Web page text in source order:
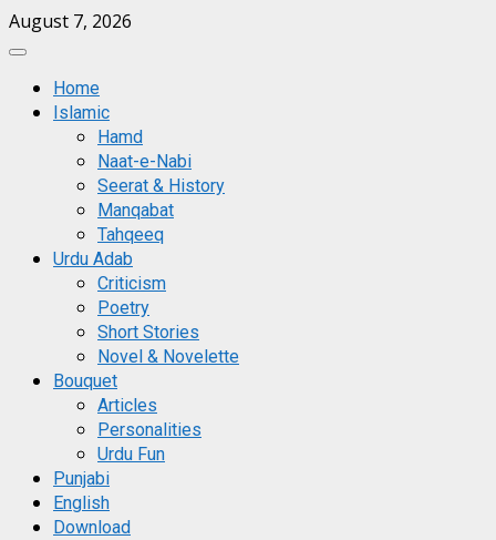
Skip
to
August 7, 2026
Primary
MenuHome
Islamic
Hamd
Naat-e-Nabi
Seerat & History
Manqabat
Tahqeeq
Urdu Adab
Criticism
Poetry
Short Stories
Novel & Novelette
Bouquet
Articles
Personalities
Urdu Fun
Punjabi
English
Download